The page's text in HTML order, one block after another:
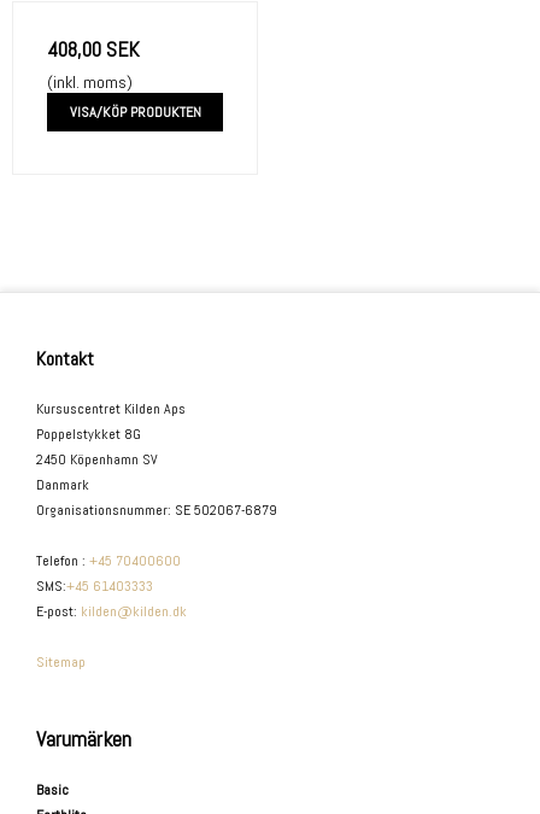
408,00 SEK
(inkl. moms)
VISA/KÖP PRODUKTEN
Kontakt
Kursuscentret Kilden Aps
Poppelstykket 8G
2450 Köpenhamn SV
Danmark
Organisationsnummer: SE 502067-6879
Telefon : +45 70400600
SMS:+45 61403333
E-post: kilden@kilden.dk
Sitemap
Varumärken
Basic